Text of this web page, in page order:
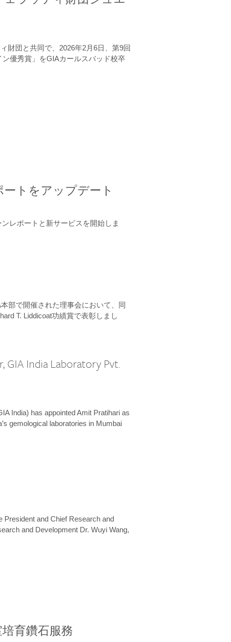
財団と共同で、2026年2月6日、第9回
優秀賞」をGIAカールスバッド校卒
トをアップデート
レポートと新サービスを開始しま
部で開催された理事会において、同
T. Liddicoat功績賞で表彰しまし
GIA India Laboratory Pvt.
India) has appointed Amit Pratihari as
gemological laboratories in Mumbai
President and Chief Research and
and Development Dr. Wuyi Wang,
培育鑽石服務